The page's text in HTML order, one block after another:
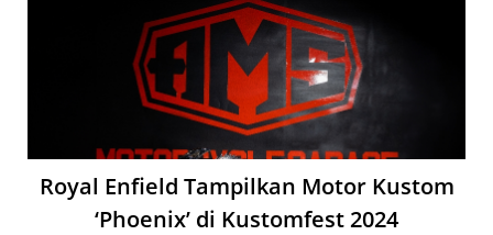
Royal Enfield Tampilkan Motor Kustom
‘Phoenix’ di Kustomfest 2024